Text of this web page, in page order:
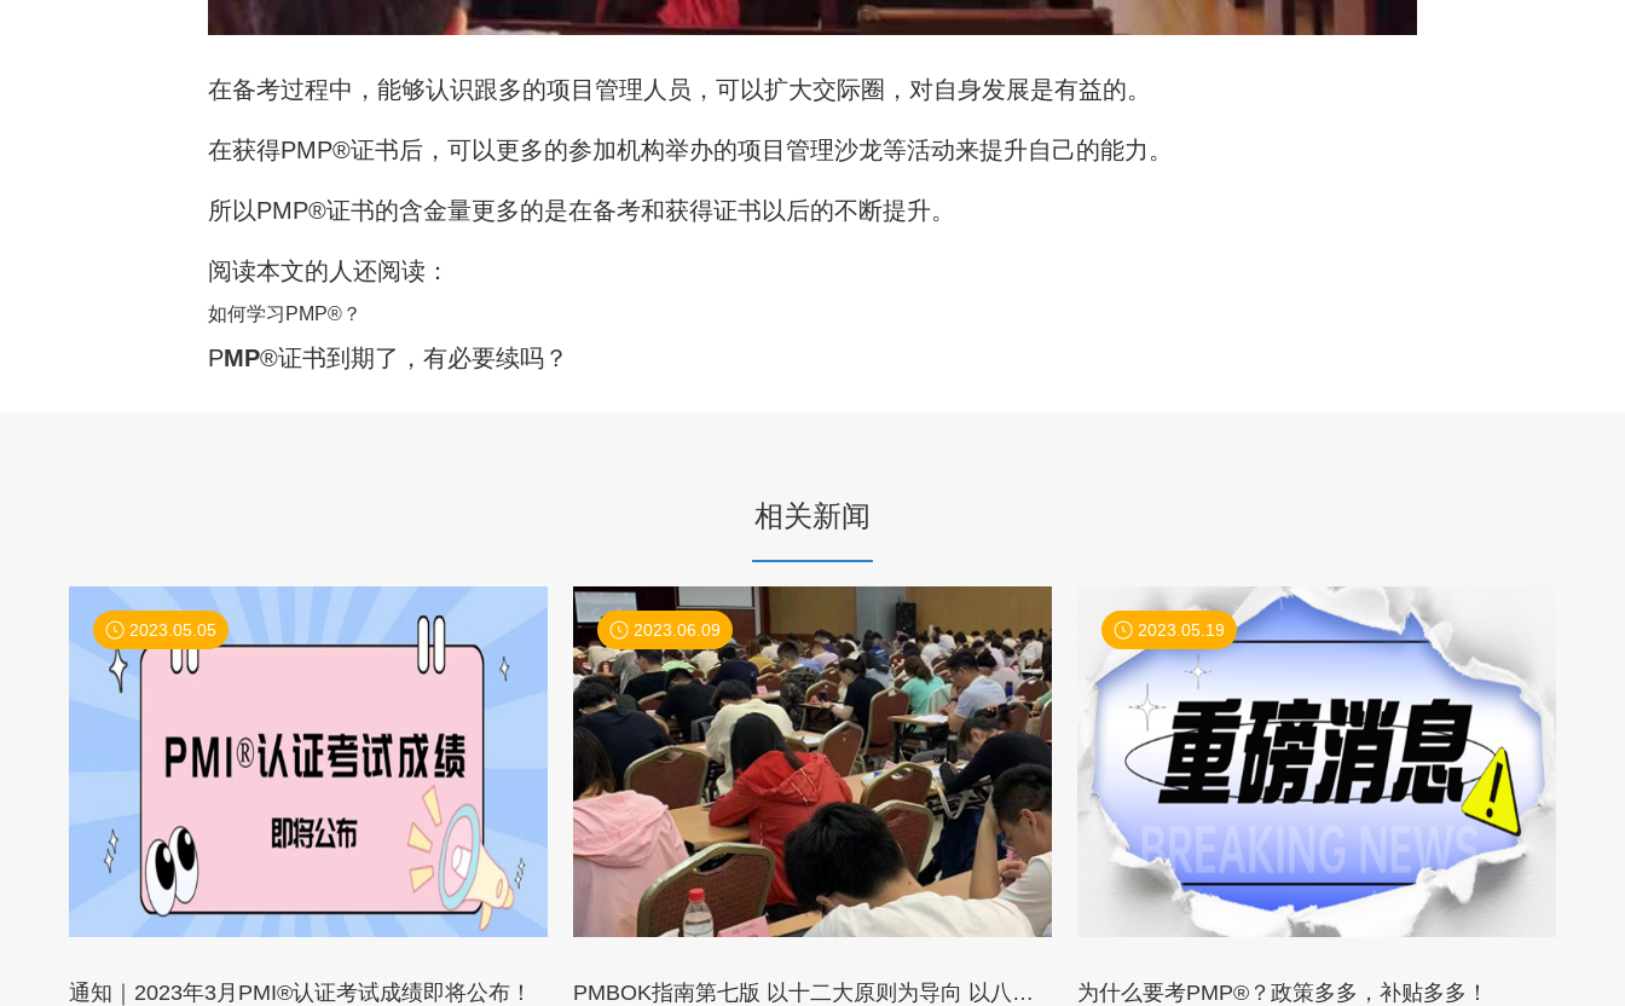
在备考过程中，能够认识跟多的项目管理人员，可以扩大交际圈，对自身发展是有益的。
在获得PMP®证书后，可以更多的参加机构举办的项目管理沙龙等活动来提升自己的能力。
所以PMP®证书的含金量更多的是在备考和获得证书以后的不断提升。
阅读本文的人还阅读：
如何学习PMP®？
PMP®证书到期了，有必要续吗？
相关新闻
2023.05.05
通知｜2023年3月PMI®认证考试成绩即将公布！
2023.06.09
PMBOK指南第七版 以十二大原则为导向 以八个绩效域为核心
2023.05.19
为什么要考PMP®？政策多多，补贴多多！